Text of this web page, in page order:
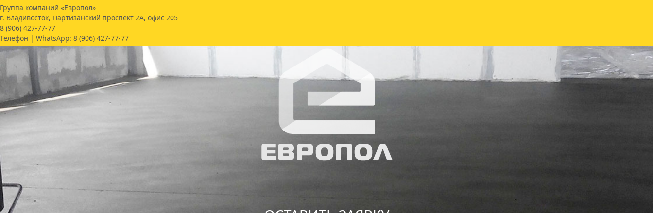
Группа компаний «Европол»
г. Владивосток, Партизанский проспект 2А, офис 205
8 (906) 427-77-77
Телефон | WhatsApp: 8 (906) 427-77-77